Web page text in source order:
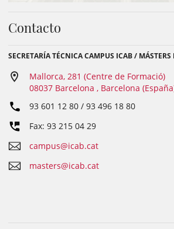
Contacto
SECRETARÍA TÉCNICA CAMPUS ICAB /
Mallorca, 281 (Centre de Formació)
08037 Barcelona , Barcelona
93 601 12 80 / 93 496 18 80
Fax: 93 215 04 29
campus@icab.cat
masters@icab.cat